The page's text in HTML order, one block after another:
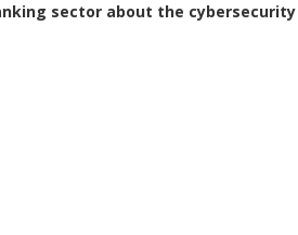
sector about the cybersecurity